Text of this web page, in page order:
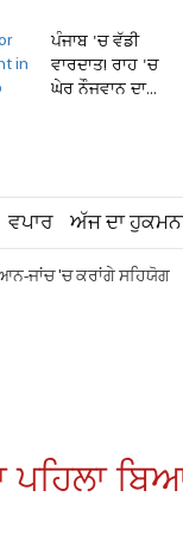
ਪੰਜਾਬ 'ਚ ਵੱਡੀ
ਵਾਰਦਾਤ! ਰਾਹ 'ਚ
ਘੇਰ ਨੌਜਵਾਨ ਦਾ...
ਵਪਾਰ ਅੱਜ ਦਾ
ਜਾਂਚ 'ਚ ਕਰਾਂਗੇ ਸਹਿਯੋਗ
ਪਹਿਲਾ